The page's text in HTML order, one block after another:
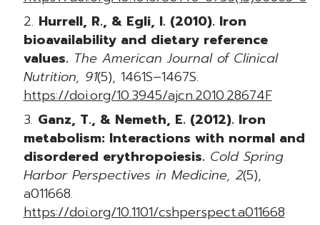
Hurrell, R., & Egli, I. (2010). Iron
bioavailability and dietary reference
values. The American Journal of Clinical
Nutrition, 91(5), 1461S–1467S.
https://doi.org/10.3945/ajcn.2010.28674F
Ganz, T., & Nemeth, E. (2012). Iron
metabolism: Interactions with normal and
disordered erythropoiesis. Cold Spring
Harbor Perspectives in Medicine, 2(5),
a011668.
https://doi.org/10.1101/cshperspect.a011668